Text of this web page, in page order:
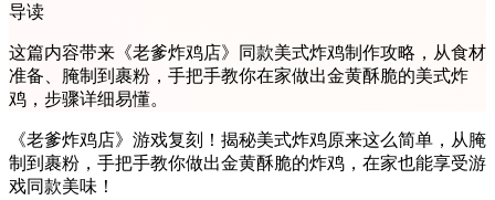
导读
这篇内容带来《老爹炸鸡店》同款美式炸鸡制作攻略，从食材
准备、腌制到裹粉，手把手教你在家做出金黄酥脆的美式炸
鸡，步骤详细易懂。
《老爹炸鸡店》游戏复刻！揭秘美式炸鸡原来这么简单，从腌
制到裹粉，手把手教你做出金黄酥脆的炸鸡，在家也能享受游
戏同款美味！